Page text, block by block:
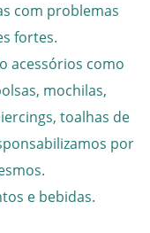
com problemas
fortes.
acessórios como
mochilas,
toalhas de
por
e bebidas.